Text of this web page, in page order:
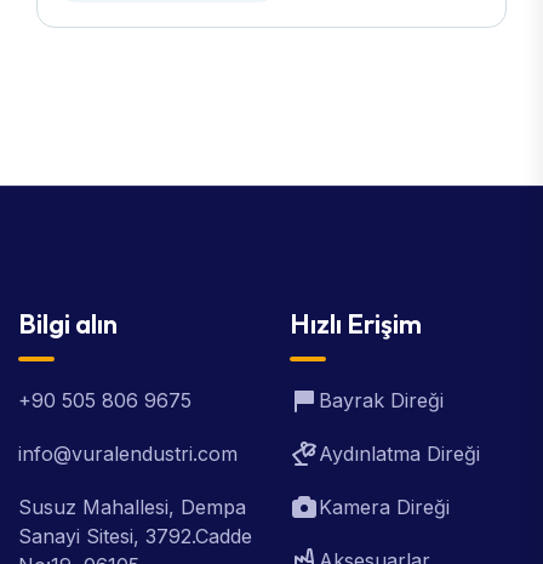
Bilgi alın
+90 505 806 9675
info@vuralendustri.com
Susuz Mahallesi, Dempa
Sanayi Sitesi, 3792.Cadde
Hızlı Erişim
Bayrak Direği
Aydınlatma Direği
Kamera Direği